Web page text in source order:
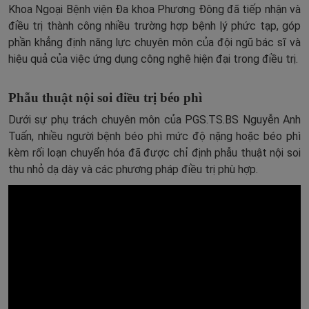
Khoa Ngoại Bệnh viện Đa khoa Phương Đông đã tiếp nhận và
điều trị thành công nhiều trường hợp bệnh lý phức tạp, góp
phần khẳng định năng lực chuyên môn của đội ngũ bác sĩ và
hiệu quả của việc ứng dụng công nghệ hiện đại trong điều trị.
Phẫu thuật nội soi điều trị béo phì
Dưới sự phụ trách chuyên môn của PGS.TS.BS Nguyễn Anh
Tuấn, nhiều người bệnh béo phì mức độ nặng hoặc béo phì
kèm rối loạn chuyển hóa đã được chỉ định phẫu thuật nội soi
thu nhỏ dạ dày và các phương pháp điều trị phù hợp.